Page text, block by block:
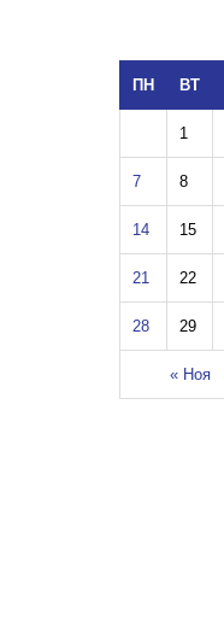
ПН ВТ
« Ноя
1
7 8
14 15
21 22
28 29